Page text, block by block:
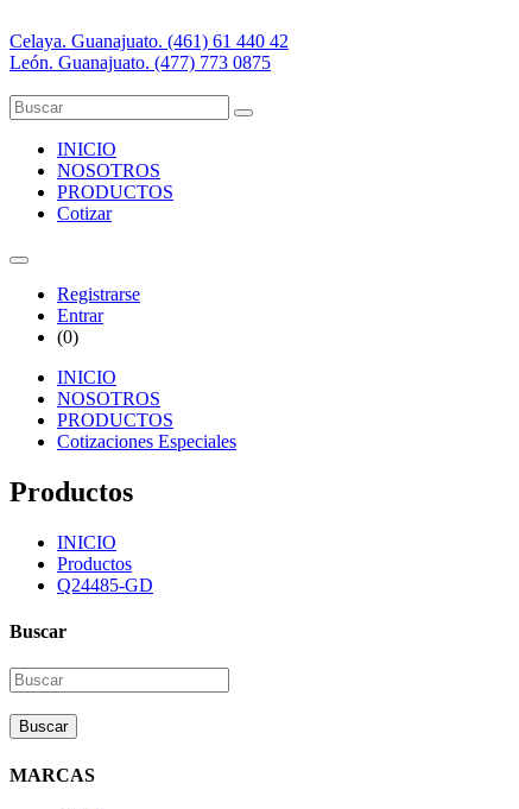
Celaya. Guanajuato. (461) 61 440 42
León. Guanajuato. (477) 773 0875
INICIO
NOSOTROS
PRODUCTOS
Cotizar
Registrarse
Entrar
(0)
INICIO
NOSOTROS
PRODUCTOS
Cotizaciones Especiales
Productos
INICIO
Productos
Q24485-GD
Buscar
Buscar
MARCAS